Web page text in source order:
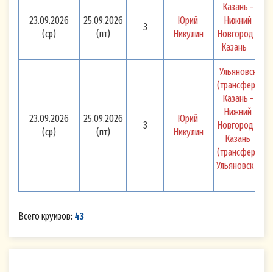
23.09.2026
(ср)
25.09.2026
(пт)
3
Юрий
Никулин
Казань -
Нижний
Новгород -
Казань
23.09.2026
(ср)
25.09.2026
(пт)
3
Юрий
Никулин
Ульяновск
(трансфер)
Казань -
Нижний
Новгород -
Казань
(трансфер)
Ульяновск
Всего круизов: 43